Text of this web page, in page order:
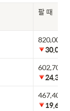
팔 때
30,000